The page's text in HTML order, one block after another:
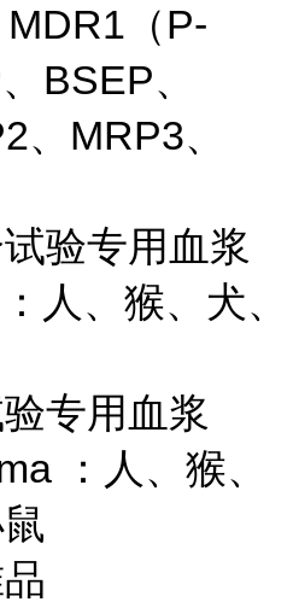
（P-
BSEP、
、MRP3、
验专用血浆
人、猴、犬、
专用血浆
：人、猴、